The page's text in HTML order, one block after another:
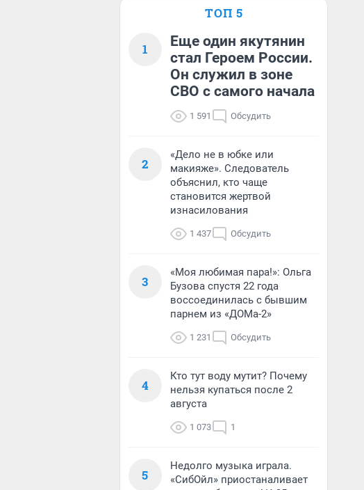
ТОП 5
1
Еще один якутянин
стал Героем России.
Он служил в зоне
СВО с самого начала
1 591 Обсудить
2
«Дело не в юбке или
макияже». Следователь
объяснил, кто чаще
становится жертвой
изнасилования
1 437 Обсудить
3
«Моя любимая пара!»: Ольга
Бузова спустя 22 года
воссоединилась с бывшим
парнем из «ДОМа-2»
1 231 Обсудить
4
Кто тут воду мутит? Почему
нельзя купаться после 2
августа
1 073 1
5
Недолго музыка играла.
«СибОйл» приостаналивает